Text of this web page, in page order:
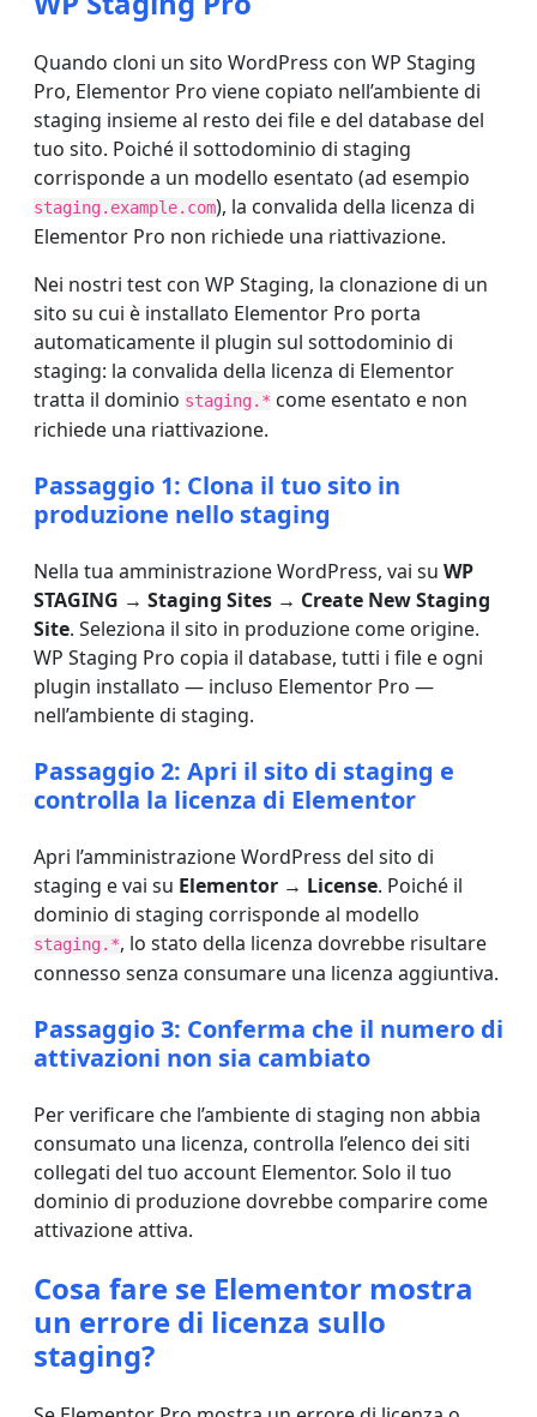
Quando cloni un sito WordPress con WP Staging
Pro, Elementor Pro viene copiato nell’ambiente di
staging insieme al resto dei file e del database del
tuo sito. Poiché il sottodominio di staging
corrisponde a un modello esentato (ad esempio
staging.example.com), la convalida della licenza di
Elementor Pro non richiede una riattivazione.
Nei nostri test con WP Staging, la clonazione di un
sito su cui è installato Elementor Pro porta
automaticamente il plugin sul sottodominio di
staging: la convalida della licenza di Elementor
tratta il dominio staging.* come esentato e non
richiede una riattivazione.
Passaggio 1: Clona il tuo sito in
produzione nello staging
Nella tua amministrazione WordPress, vai su WP
STAGING → Staging Sites → Create New Staging
Site. Seleziona il sito in produzione come origine.
WP Staging Pro copia il database, tutti i file e ogni
plugin installato — incluso Elementor Pro —
nell’ambiente di staging.
Passaggio 2: Apri il sito di staging e
controlla la licenza di Elementor
Apri l’amministrazione WordPress del sito di
staging e vai su Elementor → License. Poiché il
dominio di staging corrisponde al modello
staging.*, lo stato della licenza dovrebbe risultare
connesso senza consumare una licenza aggiuntiva.
Passaggio 3: Conferma che il numero di
attivazioni non sia cambiato
Per verificare che l’ambiente di staging non abbia
consumato una licenza, controlla l’elenco dei siti
collegati del tuo account Elementor. Solo il tuo
dominio di produzione dovrebbe comparire come
attivazione attiva.
Cosa fare se Elementor mostra
un errore di licenza sullo
staging?